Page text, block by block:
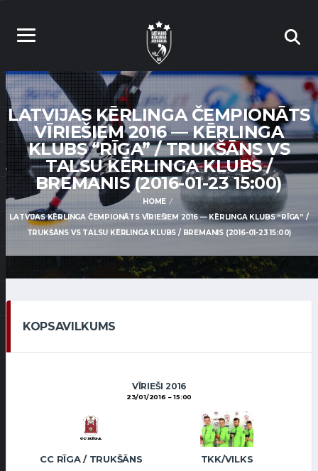
LATVIJAS KĒRLINGA ČEMPIONĀTS
VĪRIEŠIEM 2016 — KĒRLINGA
KLUBS “RĪGA” / TRUKŠĀNS VS
TALSU KĒRLINGA KLUBS /
BREMANIS (2016-01-23 15:00)
HOME
LATVIJAS KĒRLINGA ČEMPIONĀTS VĪRIEŠIEM 2016 — KĒRLINGA KLUBS “RĪGA” /
TRUKŠĀNS VS TALSU KĒRLINGA KLUBS / BREMANIS (2016-01-23 15:00)
KOPSAVILKUMS
VĪRIEŠI 2016
23/01/2016 15:00
CC RĪGA / TRUKŠĀNS TKK/VILKS